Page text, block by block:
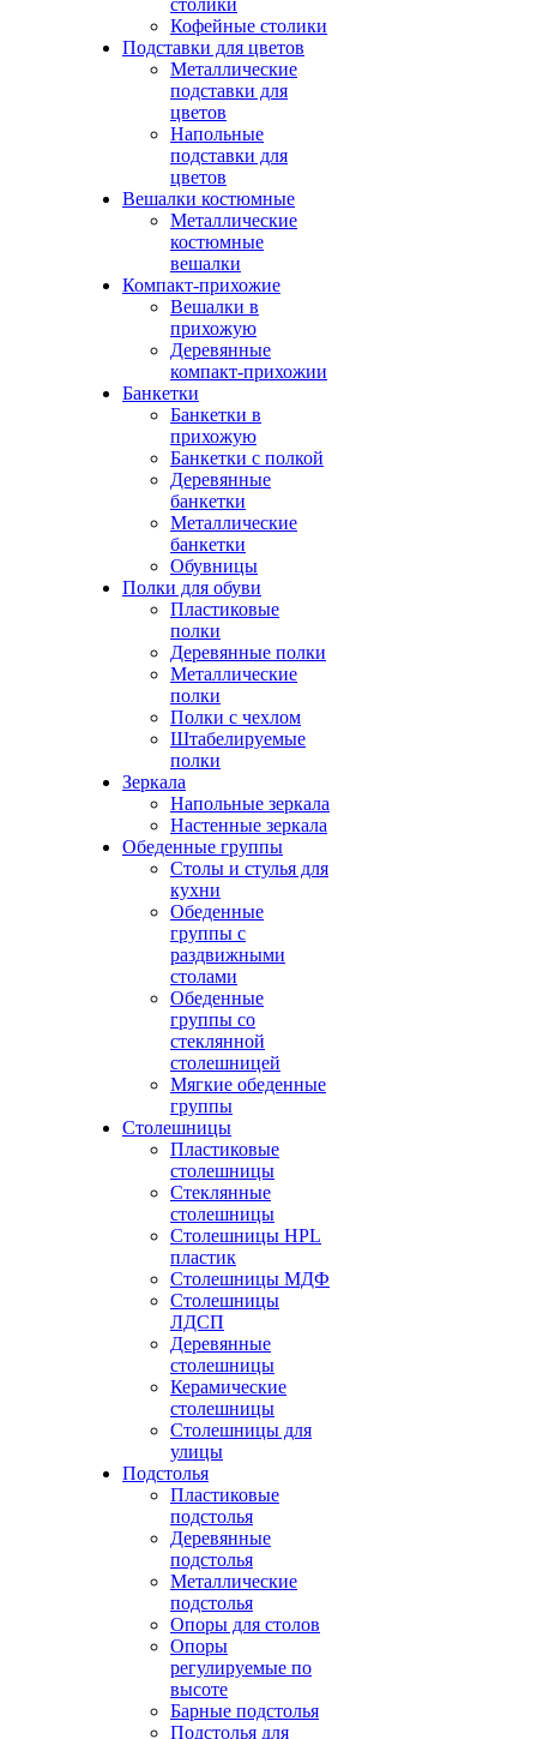
столики
Кофейные столики
Подставки для цветов
Металлические
подставки для
цветов
Напольные
подставки для
цветов
Вешалки костюмные
Металлические
костюмные
вешалки
Компакт-прихожие
Вешалки в
прихожую
Деревянные
компакт-прихожии
Банкетки
Банкетки в
прихожую
Банкетки с полкой
Деревянные
банкетки
Металлические
банкетки
Обувницы
Полки для обуви
Пластиковые
полки
Деревянные полки
Металлические
полки
Полки с чехлом
Штабелируемые
полки
Зеркала
Напольные зеркала
Настенные зеркала
Обеденные группы
Столы и стулья для
кухни
Обеденные
группы с
раздвижными
столами
Обеденные
группы со
стеклянной
столешницей
Мягкие обеденные
группы
Столешницы
Пластиковые
столешницы
Стеклянные
столешницы
Столешницы HPL
пластик
Столешницы МДФ
Столешницы
ЛДСП
Деревянные
столешницы
Керамические
столешницы
Столешницы для
улицы
Подстолья
Пластиковые
подстолья
Деревянные
подстолья
Металлические
подстолья
Опоры для столов
Опоры
регулируемые по
высоте
Барные подстолья
Подстолья для